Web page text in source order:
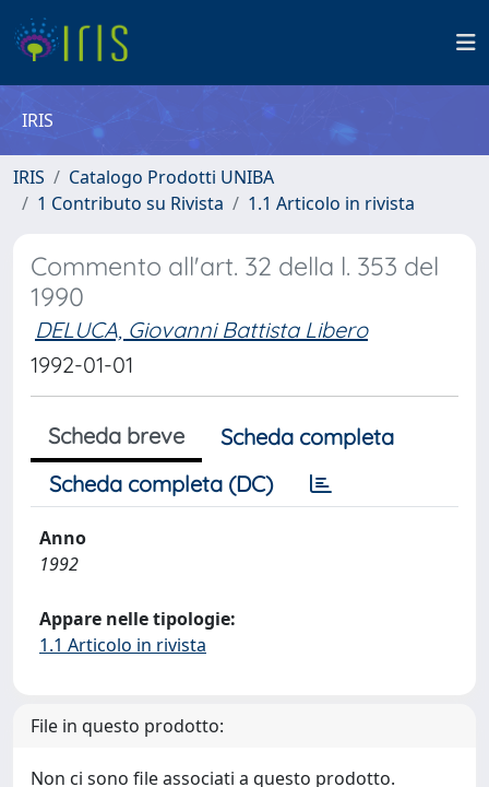
IRIS
IRIS
Catalogo Prodotti UNIBA
1 Contributo su Rivista
1.1 Articolo in rivista
Commento all'art. 32 della l. 353 del
1990
DELUCA, Giovanni Battista Libero
1992-01-01
Scheda breve
Scheda completa
Scheda completa (DC)
Anno
1992
Appare nelle tipologie:
1.1 Articolo in rivista
File in questo prodotto:
Non ci sono file associati a questo prodotto.